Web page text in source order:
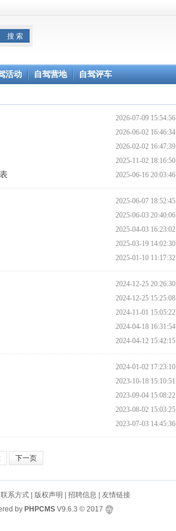
活动 自驾营地 自驾评车
2026-07-09 15:54:56
2026-06-02 16:46:34
2026-02-02 16:47:39
2025-11-02 18:16:50
2025-06-16 20:03:46
2025-06-07 18:52:45
2025-06-03 20:40:06
2025-04-03 16:23:02
2025-03-19 14:02:30
2025-01-10 11:17:32
2024-12-25 20:26:30
2024-12-25 15:25:08
2024-11-01 15:05:22
2024-04-18 16:31:54
2024-04-12 15:42:15
2024-01-02 17:23:10
2023-10-18 15:10:51
2023-09-04 15:08:22
2023-08-02 15:03:25
2023-07-03 14:45:36
下一页
联系方式 版权声明 招聘信息
友情链接
by PHPCMS V9.6.3 © 2017